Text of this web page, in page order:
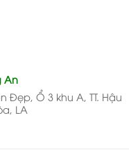
An
Đẹp, Ổ 3 khu A, TT. Hậu
LA